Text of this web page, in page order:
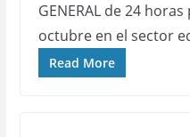
GENERAL de 24
octubre en el sector
Read More